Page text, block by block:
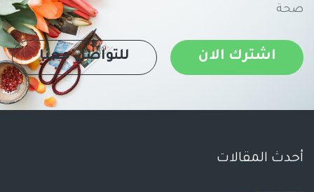
صحة
اشترك الان للتواصل معنا
أحدث المقالات